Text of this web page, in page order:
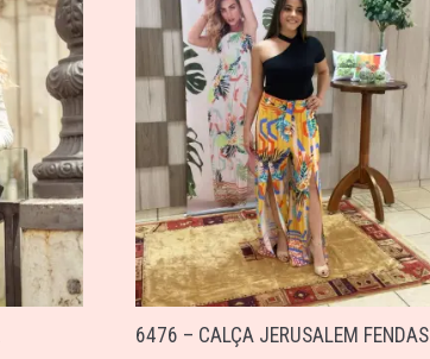
6476 – CALÇA JERUSALEM FENDAS